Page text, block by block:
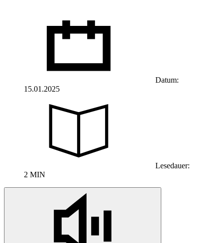
Datum:
15.01.2025
Lesedauer:
2 MIN